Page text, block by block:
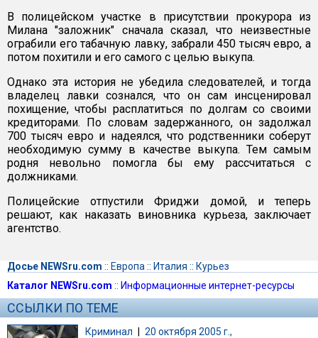
В полицейском участке в присутствии прокурора из
Милана "заложник" сначала сказал, что неизвестные
ограбили его табачную лавку, забрали 450 тысяч евро, а
потом похитили и его самого с целью выкупа.
Однако эта история не убедила следователей, и тогда
владелец лавки сознался, что он сам инсценировал
похищение, чтобы расплатиться по долгам со своими
кредиторами. По словам задержанного, он задолжал
700 тысяч евро и надеялся, что родственники соберут
необходимую сумму в качестве выкупа. Тем самым
родня невольно помогла бы ему рассчитаться с
должниками.
Полицейские отпустили Фриджи домой, и теперь
решают, как наказать виновника курьеза, заключает
агентство.
Досье NEWSru.com :: Европа :: Италия :: Курьез
Каталог NEWSru.com :: Информационные интернет-ресурсы
ССЫЛКИ ПО ТЕМЕ
Криминал | 20 октября 2005 г.,